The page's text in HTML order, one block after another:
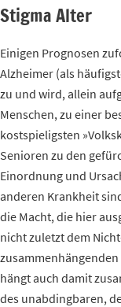
Stigma Alter
Einigen Prognosen
Alzheimer (als
zu und wird, allein
Menschen, zu einer
kostspieligsten
Senioren zu den
Einordnung und
anderen Krankheit
die Macht, die hier
nicht zuletzt dem
hängt auch damit
des unabdingbaren,